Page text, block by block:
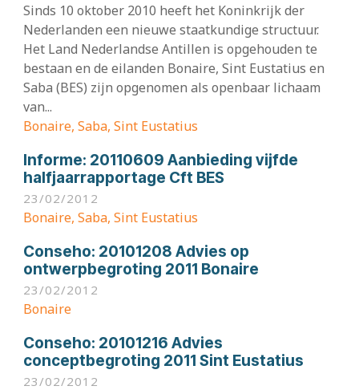
Sinds 10 oktober 2010 heeft het Koninkrijk der
Nederlanden een nieuwe staatkundige structuur.
Het Land Nederlandse Antillen is opgehouden te
bestaan en de eilanden Bonaire, Sint Eustatius en
Saba (BES) zijn opgenomen als openbaar lichaam
van...
Bonaire, Saba, Sint Eustatius
Informe: 20110609 Aanbieding vijfde
halfjaarrapportage Cft BES
23/02/2012
Bonaire, Saba, Sint Eustatius
Conseho: 20101208 Advies op
ontwerpbegroting 2011 Bonaire
23/02/2012
Bonaire
Conseho: 20101216 Advies
conceptbegroting 2011 Sint Eustatius
23/02/2012